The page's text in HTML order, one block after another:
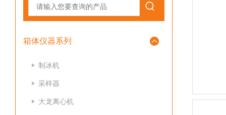
箱体仪器系列
制冰机
采样器
大龙离心机